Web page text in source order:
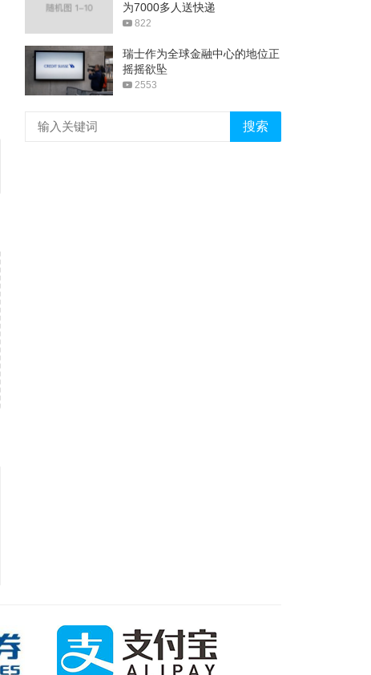
为7000多人送快递
822
瑞士作为全球金融中心的地位正
摇摇欲坠
2553
搜索